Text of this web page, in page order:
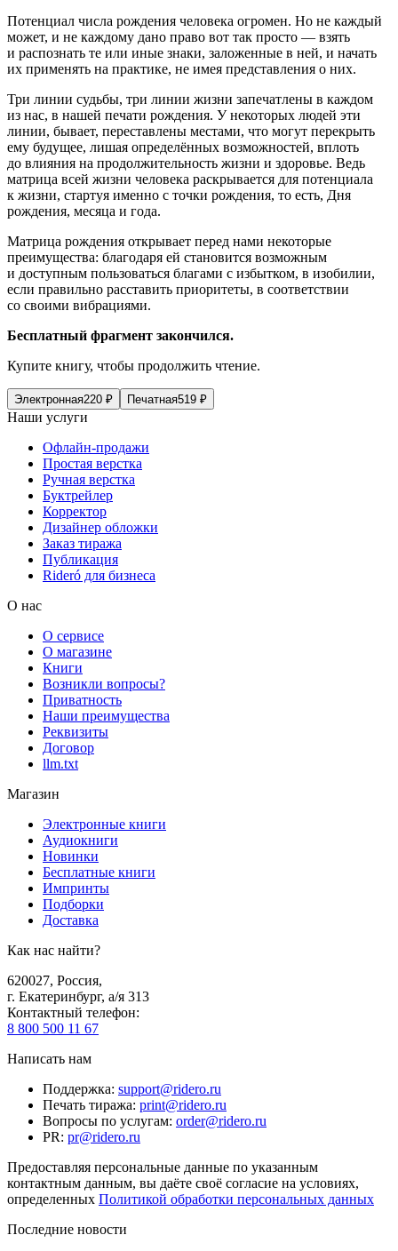
Потенциал числа рождения человека огромен. Но не каждый
может, и не каждому дано право вот так просто — взять
и распознать те или иные знаки, заложенные в ней, и начать
их применять на практике, не имея представления о них.
Три линии судьбы, три линии жизни запечатлены в каждом
из нас, в нашей печати рождения. У некоторых людей эти
линии, бывает, переставлены местами, что могут перекрыть
ему будущее, лишая определённых возможностей, вплоть
до влияния на продолжительность жизни и здоровье. Ведь
матрица всей жизни человека раскрывается для потенциала
к жизни, стартуя именно с точки рождения, то есть, Дня
рождения, месяца и года.
Матрица рождения открывает перед нами некоторые
преимущества: благодаря ей становится возможным
и доступным пользоваться благами с избытком, в изобилии,
если правильно расставить приоритеты, в соответствии
со своими вибрациями.
Бесплатный фрагмент закончился.
Купите книгу, чтобы продолжить чтение.
Электронная220 ₽ Печатная519 ₽
Наши услуги
Офлайн-продажи
Простая верстка
Ручная верстка
Буктрейлер
Корректор
Дизайнер обложки
Заказ тиража
Публикация
Rideró для бизнеса
О нас
О сервисе
О магазине
Книги
Возникли вопросы?
Приватность
Наши преимущества
Реквизиты
Договор
llm.txt
Магазин
Электронные книги
Аудиокниги
Новинки
Бесплатные книги
Импринты
Подборки
Доставка
Как нас найти?
620027, Россия,
г. Екатеринбург, а/я 313
Контактный телефон:
8 800 500 11 67
Написать нам
Поддержка: support@ridero.ru
Печать тиража: print@ridero.ru
Вопросы по услугам: order@ridero.ru
PR: pr@ridero.ru
Предоставляя персональные данные по указанным
контактным данным, вы даёте своё согласие на условиях,
определенных Политикой обработки персональных данных
Последние новости